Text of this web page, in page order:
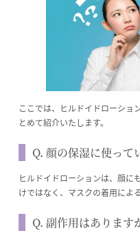
ここでは、ヒルドイドローショ
とめて紹介いたします。
Q. 顔の保湿に使って
ヒルドイドローションは、顔に
けではなく、マスクの着用によ
Q. 副作用はあります